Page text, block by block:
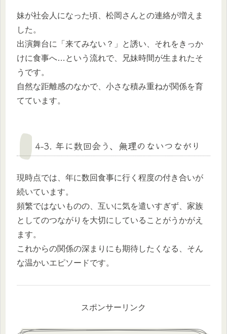
妹が社会人になった頃、松岡さんとの連絡が増えま
した。
出演舞台に「来てみない？」と誘い、それをきっか
けに食事へ…という流れで、兄妹時間が生まれたそ
うです。
自然な距離感のなかで、小さな積み重ねが関係を育
てています。
4-3. 年に数回会う、無理のないつながり
現時点では、年に数回食事に行く程度の付き合いが
続いています。
頻繁ではないものの、互いに気を遣いすぎず、家族
としてのつながりを大切にしていることがうかがえ
ます。
これからの関係の深まりにも期待したくなる、そん
な温かいエピソードです。
スポンサーリンク